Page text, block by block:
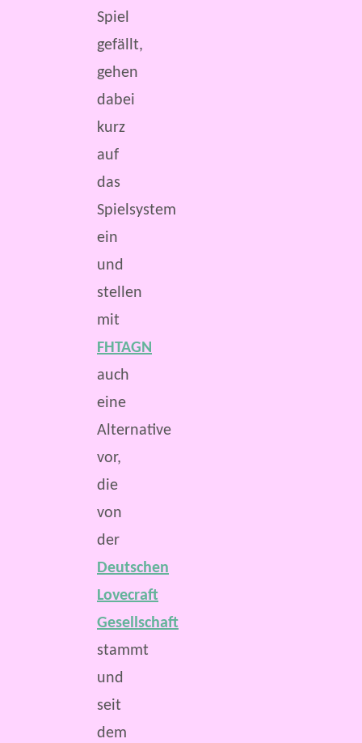
Spiel
gefällt,
gehen
dabei
kurz
auf
das
Spielsystem
ein
und
stellen
mit
FHTAGN
auch
eine
Alternative
vor,
die
von
der
Deutschen
Lovecraft
Gesellschaft
stammt
und
seit
dem